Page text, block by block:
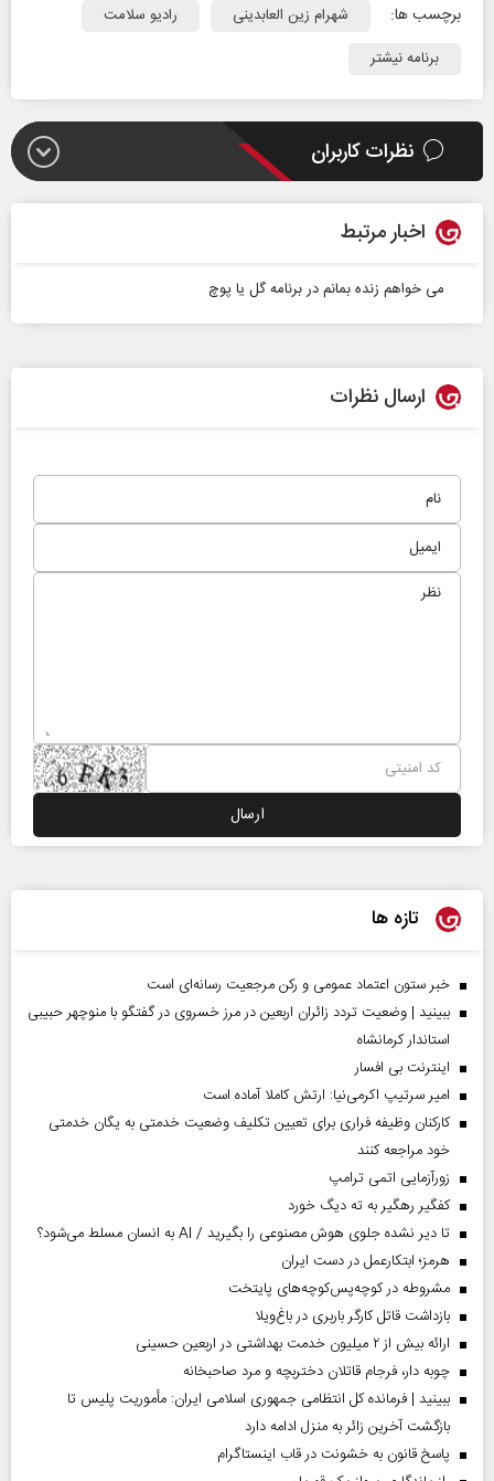
برچسب ها: شهرام زین العابدینی
رادیو سلامت
برنامه نیشتر
نظرات کاربران
اخبار مرتبط
می خواهم زنده بمانم در برنامه گل یا پوچ
ارسال نظرات
تازه ها
خبر ستون اعتماد عمومی و رکن مرجعیت رسانه‌ای است
ببینید | وضعیت تردد زائران اربعین در مرز خسروی در گفتگو با منوچهر حبیبی
استاندار کرمانشاه
اینترنت بی افسار
امیر سرتیپ اکرمی‌نیا: ارتش کاملا آماده است
کارکنان وظیفه فراری برای تعیین تکلیف وضعیت خدمتی به یگان خدمتی
خود مراجعه کنند
زورآزمایی اتمی ترامپ
کفگیر رهگیر به ته دیگ خورد
تا دیر نشده جلوی هوش مصنوعی را بگیرید / AI به انسان مسلط می‌شود؟
هرمز؛ ابتکارعمل در دست ایران
مشروطه در کوچه‌پس‌کوچه‌های پایتخت
بازداشت قاتل کارگر باربری در باغ‌ویلا
ارائه بیش از ۲ میلیون خدمت بهداشتی در اربعین حسینی
چوبه دار، فرجام قاتلان دختربچه و مرد صاحبخانه
ببینید | فرمانده کل انتظامی جمهوری اسلامی ایران­: مأموریت پلیس تا
بازگشت آخرین زائر به منزل ادامه دارد
پاسخ قانون به خشونت در قاب اینستاگرام